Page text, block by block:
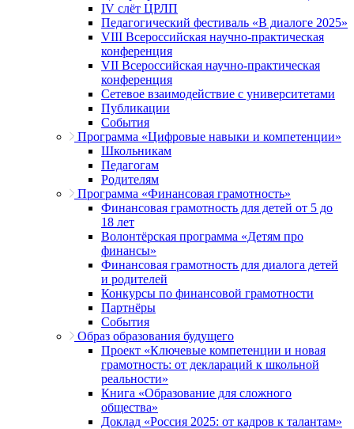
IV слёт ЦРЛП
Педагогический фестиваль «В диалоге 2025»
VIII Всероссийская научно-практическая
конференция
VII Всероссийская научно-практическая
конференция
Сетевое взаимодействие с университетами
Публикации
События
Программа «Цифровые навыки и компетенции»
Школьникам
Педагогам
Родителям
Программа «Финансовая грамотность»
Финансовая грамотность для детей от 5 до
18 лет
Волонтёрская программа «Детям про
финансы»
Финансовая грамотность для диалога детей
и родителей
Конкурсы по финансовой грамотности
Партнёры
События
Образ образования будущего
Проект «Ключевые компетенции и новая
грамотность: от деклараций к школьной
реальности»
Книга «Образование для сложного
общества»
Доклад «Россия 2025: от кадров к талантам»